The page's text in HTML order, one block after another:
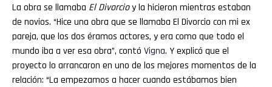
La obra se llamaba El Divorcioy la hicieron mientras estaban
de novios. “Hice una obra que se llamaba El Divorcio con mi ex
pareja, que los dos éramos actores, y era como que todo el
mundo iba a ver esa obra”, contó Vigna. Y explicó que el
proyecto lo arrancaron en uno de los mejores momentos de la
relación: “La empezamos a hacer cuando estábamos bien